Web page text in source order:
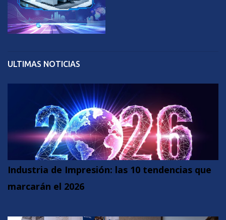
ULTIMAS NOTICIAS
Industria de Impresión: las 10 tendencias que
marcarán el 2026